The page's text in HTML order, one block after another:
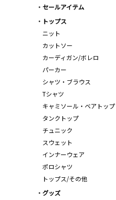
セールアイテム
トップス
ニット
カットソー
カーディガン/ボレロ
パーカー
シャツ・ブラウス
Tシャツ
キャミソール・ベアトップ
タンクトップ
チュニック
スウェット
インナーウェア
ポロシャツ
トップス/その他
グッズ